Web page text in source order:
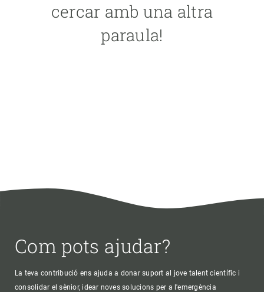
cercar amb una altra
paraula!
Com pots ajudar?
La teva contribució ens ajuda a donar suport al jove talent científic i
consolidar el sènior, idear noves solucions per a l'emergència